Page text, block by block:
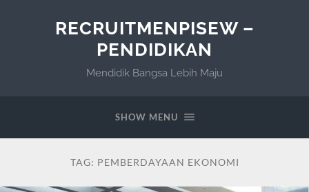
RECRUITMENPISEW –
PENDIDIKAN
Mendidik Bangsa Lebih Maju
SHOW MENU
TAG: PEMBERDAYAAN EKONOMI